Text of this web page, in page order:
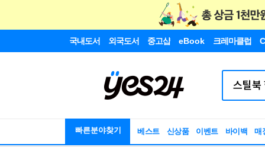
국내도서 외국도서 중고샵 eBook 크레마클럽
빠른분야찾기 베스트 신상품 이벤트 바이백 매